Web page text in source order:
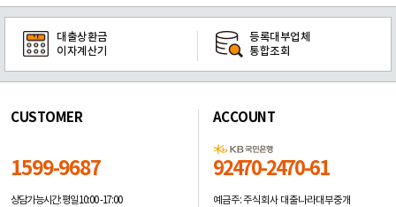
대출상환금
이자계산기
등록대부업체
통합조회
CUSTOMER
1599-9687
상담가능시간: 평일10:00 -17:00
ACCOUNT
92470-2470-61
예금주: 주식회사 대출나라대부중개